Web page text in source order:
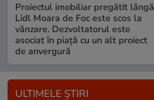
Proiectul imobiliar pregătit lângă
Lidl Moara de Foc este scos la
vânzare. Dezvoltatorul este
asociat în piață cu un alt proiect
de anvergură
ULTIMELE ȘTIRI